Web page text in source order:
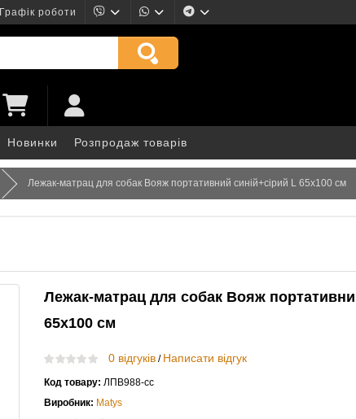
Графік роботи
Новинки Розпродаж товарів
Лежак-матрац для собак Вояж портативний синій+сірий L 65х100 см
Лежак-матрац для собак Вояж
65х100 см
0 відгуків / Написати відгук
Код товару: ЛПВ988-сс
Виробник: Matys